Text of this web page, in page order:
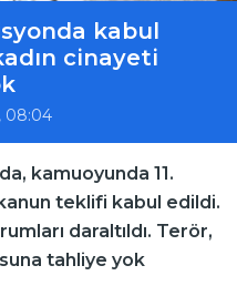
kabul
cinayeti
08:04
kamuoyunda 11.
teklifi kabul edildi.
daraltıldı. Terör,
tahliye yok